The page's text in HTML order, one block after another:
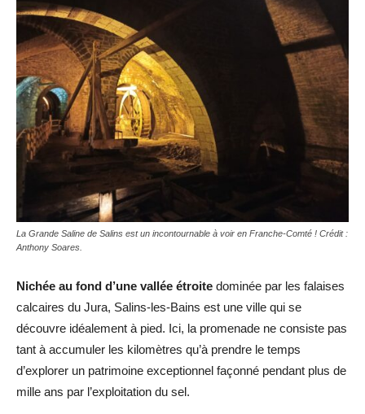
La Grande Saline de Salins est un incontournable à voir en Franche-Comté ! Crédit :
Anthony Soares.
Nichée au fond d’une vallée étroite dominée par les falaises
calcaires du Jura, Salins-les-Bains est une ville qui se
découvre idéalement à pied. Ici, la promenade ne consiste pas
tant à accumuler les kilomètres qu’à prendre le temps
d’explorer un patrimoine exceptionnel façonné pendant plus de
mille ans par l’exploitation du sel.